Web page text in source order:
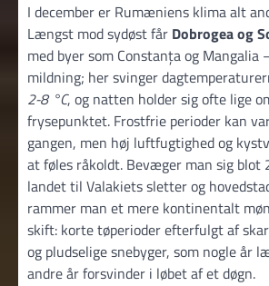
I december er Rumæniens klima alt
Længst mod sydøst får Dobrogea og
med byer som Constanța og
mildning; her svinger
2-8 °C, og natten holder sig ofte lige
frysepunktet. Frostfrie perioder kan
gangen, men høj luftfugtighed og
at føles råkoldt. Bevæger man sig blot
landet til Valakiets sletter og
rammer man et mere kontinentalt
skift: korte tøperioder efterfulgt af
og pludselige snebyger, som nogle år
andre år forsvinder i løbet af et døgn.